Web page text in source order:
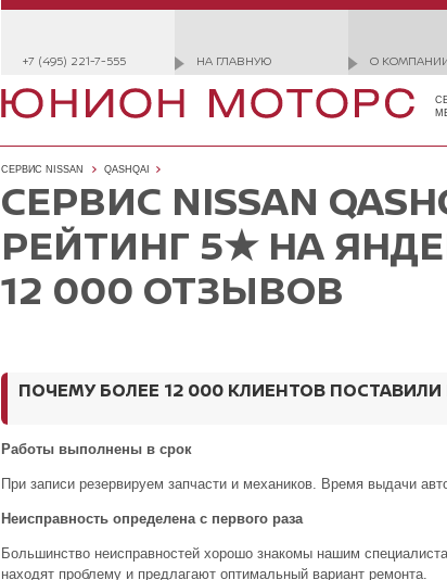
+7 (495) 221-7-555 НА ГЛАВНУЮ О
СЕРВИС NISSAN QASHQAI
СЕРВИС NISSAN
РЕЙТИНГ 5★ НА
12 000 ОТЗЫВОВ
ПОЧЕМУ БОЛЕЕ 12 000 КЛИЕНТОВ
Работы выполнены в срок
При записи резервируем запчасти и механиков. Время выдачи
Неисправность определена с первого раза
Большинство неисправностей хорошо знакомы нашим
находят проблему и предлагают оптимальный вариант ремонта.